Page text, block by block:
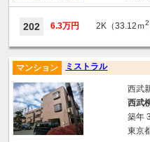
202 6.3万円 2K（33.12ｍ2
ミストラル
マンション
西武
西武
築年
東京